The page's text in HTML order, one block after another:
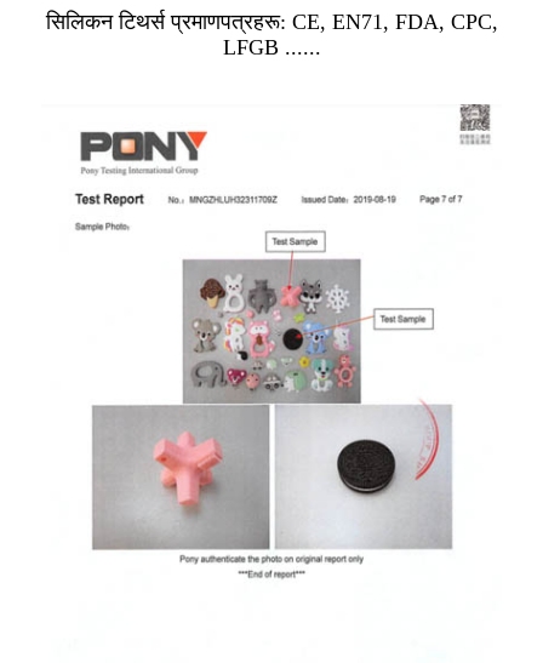
सिलिकन टिथर्स प्रमाणपत्रहरू: CE, EN71, FDA, CPC,
LFGB ......